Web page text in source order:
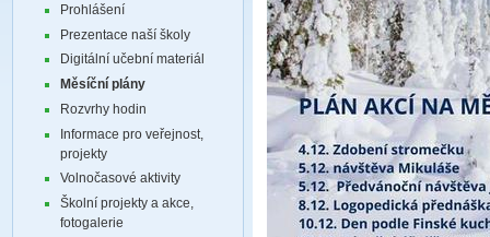
Prohlášení
Prezentace naší školy
Digitální učební materiál
Měsíční plány
Rozvrhy hodin
Informace pro veřejnost,
projekty
Volnočasové aktivity
Školní projekty a akce,
fotogalerie